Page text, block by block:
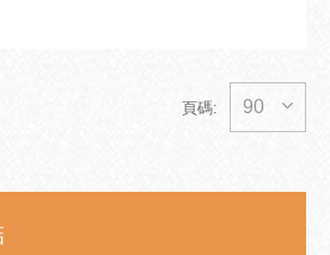
頁碼: 90